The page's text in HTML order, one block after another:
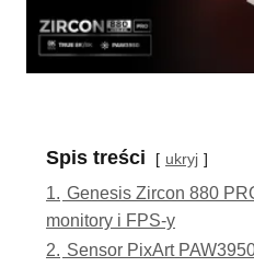
Spis treści ukryj
1. Genesis Zircon 880
monitory i FPS-y
2. Sensor PixArt